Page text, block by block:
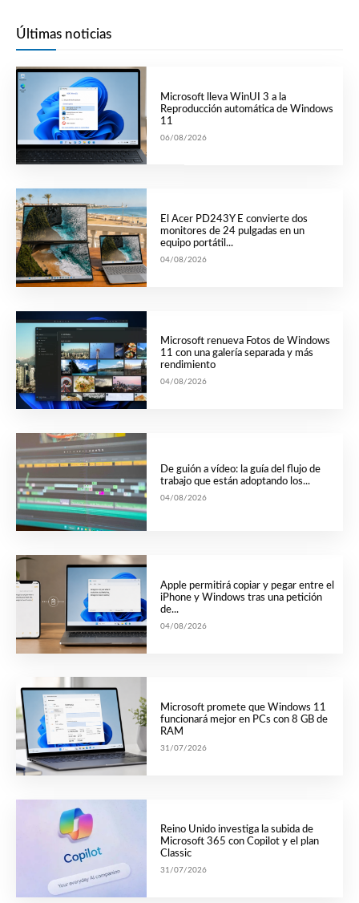
Últimas noticias
Microsoft lleva WinUI 3 a la
Reproducción automática de Windows
11
06/08/2026
El Acer PD243Y E convierte dos
monitores de 24 pulgadas en un
equipo portátil...
04/08/2026
Microsoft renueva Fotos de Windows
11 con una galería separada y más
rendimiento
04/08/2026
De guión a vídeo: la guía del flujo de
trabajo que están adoptando los...
04/08/2026
Apple permitirá copiar y pegar entre el
iPhone y Windows tras una petición
de...
04/08/2026
Microsoft promete que Windows 11
funcionará mejor en PCs con 8 GB de
RAM
31/07/2026
Reino Unido investiga la subida de
Microsoft 365 con Copilot y el plan
Classic
31/07/2026